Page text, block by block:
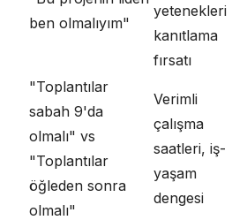
ben olmalıyım"
yetenekleri
kanıtlama
fırsatı
"Toplantılar
sabah 9'da
olmalı" vs
"Toplantılar
öğleden sonra
olmalı"
Verimli
çalışma
saatleri, iş-
yaşam
dengesi